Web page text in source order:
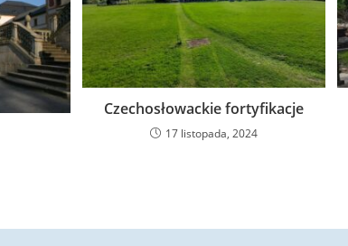
Czechosłowackie fortyfikacje
17 listopada, 2024